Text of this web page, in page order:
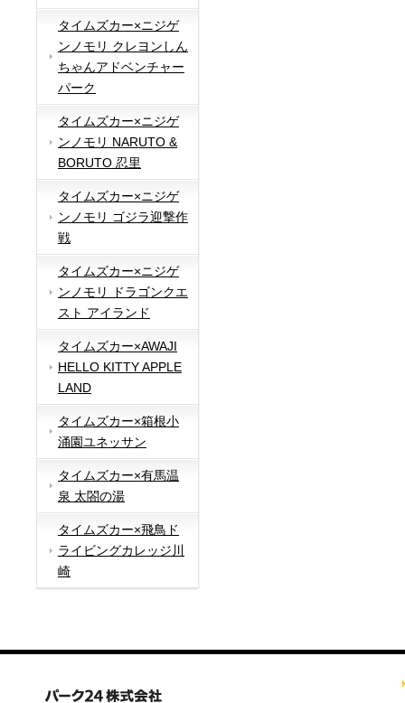
タイムズカー×ニジゲ
ンノモリ クレヨンしん
ちゃんアドベンチャー
パーク
タイムズカー×ニジゲ
ンノモリ NARUTO &
BORUTO 忍里
タイムズカー×ニジゲ
ンノモリ ゴジラ迎撃作
戦
タイムズカー×ニジゲ
ンノモリ ドラゴンクエ
スト アイランド
タイムズカー×AWAJI
HELLO KITTY APPLE
LAND
タイムズカー×箱根小
涌園ユネッサン
タイムズカー×有馬温
泉 太閤の湯
タイムズカー×飛鳥ド
ライビングカレッジ川
崎